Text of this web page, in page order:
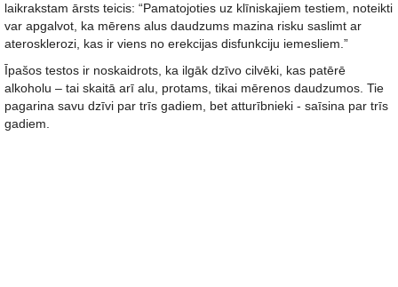
laikrakstam ārsts teicis: “Pamatojoties uz klīniskajiem testiem, noteikti
var apgalvot, ka mērens alus daudzums mazina risku saslimt ar
aterosklerozi, kas ir viens no erekcijas disfunkciju iemesliem.”
Īpašos testos ir noskaidrots, ka ilgāk dzīvo cilvēki, kas patērē
alkoholu – tai skaitā arī alu, protams, tikai mērenos daudzumos. Tie
pagarina savu dzīvi par trīs gadiem, bet atturībnieki - saīsina par trīs
gadiem.